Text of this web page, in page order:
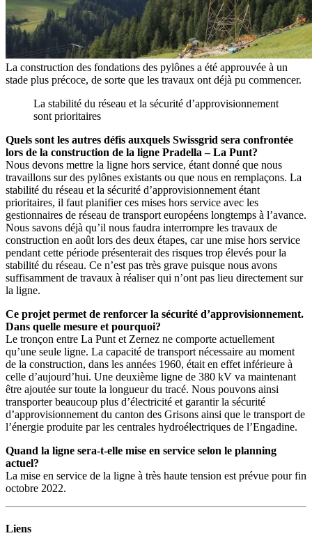
La construction des fondations des pylônes a été approuvée à un
stade plus précoce, de sorte que les travaux ont déjà pu commencer.
La stabilité du réseau et la sécurité d’approvisionnement
sont prioritaires
Quels sont les autres défis auxquels Swissgrid sera confrontée
lors de la construction de la ligne Pradella – La Punt?
Nous devons mettre la ligne hors service, étant donné que nous
travaillons sur des pylônes existants ou que nous en remplaçons. La
stabilité du réseau et la sécurité d’approvisionnement étant
prioritaires, il faut planifier ces mises hors service avec les
gestionnaires de réseau de transport européens longtemps à l’avance.
Nous savons déjà qu’il nous faudra interrompre les travaux de
construction en août lors des deux étapes, car une mise hors service
pendant cette période présenterait des risques trop élevés pour la
stabilité du réseau. Ce n’est pas très grave puisque nous avons
suffisamment de travaux à réaliser qui n’ont pas lieu directement sur
la ligne.
Ce projet permet de renforcer la sécurité d’approvisionnement.
Dans quelle mesure et pourquoi?
Le tronçon entre La Punt et Zernez ne comporte actuellement
qu’une seule ligne. La capacité de transport nécessaire au moment
de la construction, dans les années 1960, était en effet inférieure à
celle d’aujourd’hui. Une deuxième ligne de 380 kV va maintenant
être ajoutée sur toute la longueur du tracé. Nous pouvons ainsi
transporter beaucoup plus d’électricité et garantir la sécurité
d’approvisionnement du canton des Grisons ainsi que le transport de
l’énergie produite par les centrales hydroélectriques de l’Engadine.
Quand la ligne sera-t-elle mise en service selon le planning
actuel?
La mise en service de la ligne à très haute tension est prévue pour fin
octobre 2022.
Liens